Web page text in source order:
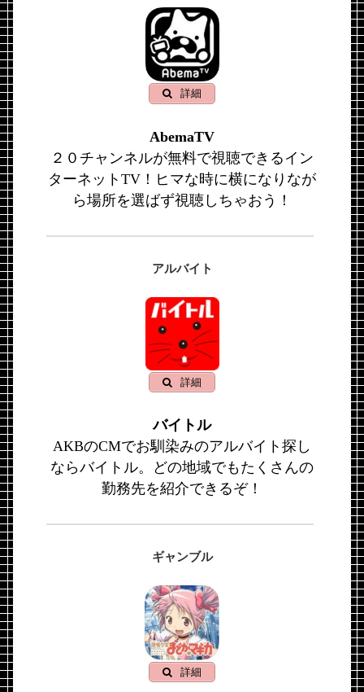
詳細
AbemaTV
２０チャンネルが無料で視聴できるイン
ターネットTV！ヒマな時に横になりなが
ら場所を選ばず視聴しちゃおう！
アルバイト
詳細
バイトル
AKBのCMでお馴染みのアルバイト探し
ならバイトル。どの地域でもたくさんの
勤務先を紹介できるぞ！
ギャンブル
詳細